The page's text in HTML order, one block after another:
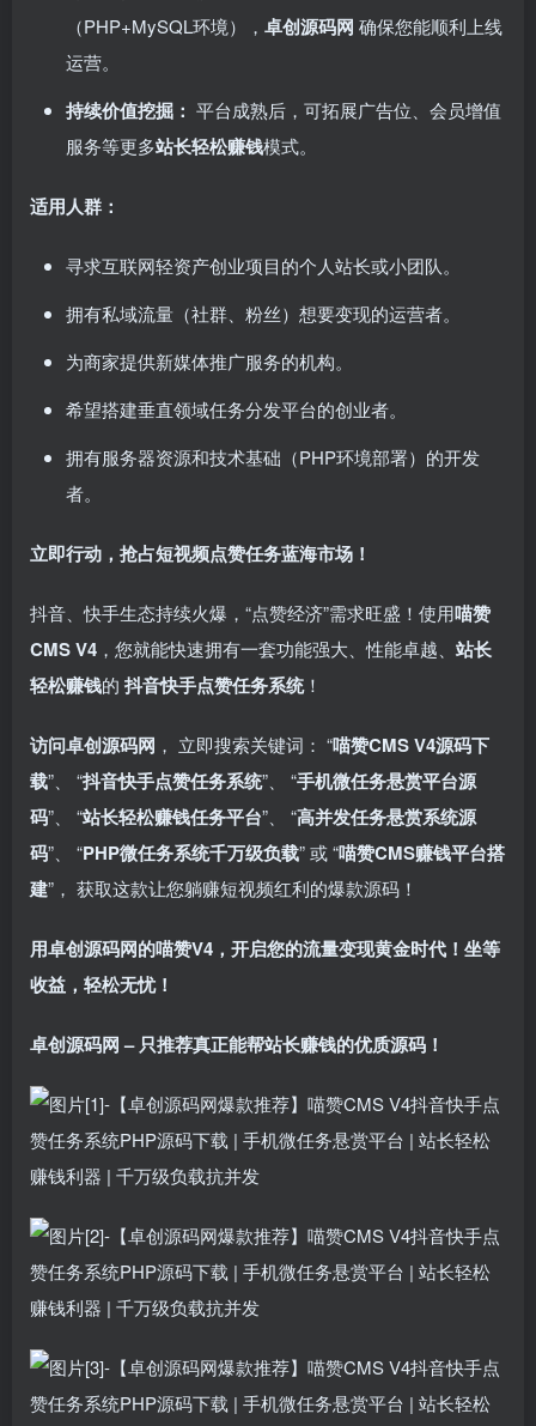
（PHP+MySQL环境），​ 卓创源码网 确保您能顺利上线
运营。
持续价值挖掘：​ 平台成熟后，可拓展广告位、会员增值
服务等更多站长轻松赚钱模式。
适用人群：​
寻求互联网轻资产创业项目的个人站长或小团队。
拥有私域流量（社群、粉丝）想要变现的运营者。
为商家提供新媒体推广服务的机构。
希望搭建垂直领域任务分发平台的创业者。
拥有服务器资源和技术基础（PHP环境部署）的开发
者。
立即行动，抢占短视频点赞任务蓝海市场！​
抖音、快手生态持续火爆，“点赞经济”需求旺盛！使用喵赞
CMS V4 ，您就能快速拥有一套功能强大、性能卓越、 站长
轻松赚钱的 ​ 抖音快手点赞任务系统！
访问卓创源码网 ， 立即搜索关键词： “喵赞CMS V4源码下
载”、 “抖音快手点赞任务系统”、 “手机微任务悬赏平台源
码”、 “站长轻松赚钱任务平台”、 “高并发任务悬赏系统源
码”、 “PHP微任务系统千万级负载” 或 “喵赞CMS赚钱平台搭
建”， 获取这款让您躺赚短视频红利的爆款源码！
用卓创源码网的喵赞V4，开启您的流量变现黄金时代！坐等
收益，轻松无忧！​
卓创源码网 – 只推荐真正能帮站长赚钱的优质源码！